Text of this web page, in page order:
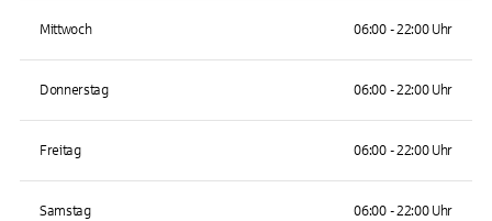
Mittwoch 06:00 - 22:00 Uhr
Donnerstag 06:00 - 22:00 Uhr
Freitag 06:00 - 22:00 Uhr
Samstag 06:00 - 22:00 Uhr